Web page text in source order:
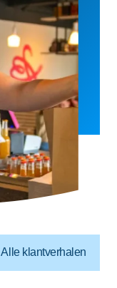
Alle klantverhalen